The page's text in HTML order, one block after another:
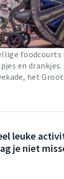
en drankjes.
het
leuke
je niet